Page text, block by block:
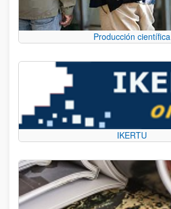
Producción científica
IKERTU